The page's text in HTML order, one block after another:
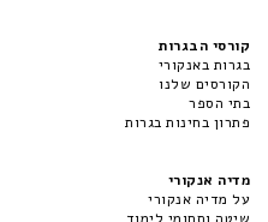
קורסי הבגרות
בגרות באנקורי
הקורסים שלנו
בתי הספר
פתרון בחינות בגרות
מדיה אנקורי
על מדיה אנקורי